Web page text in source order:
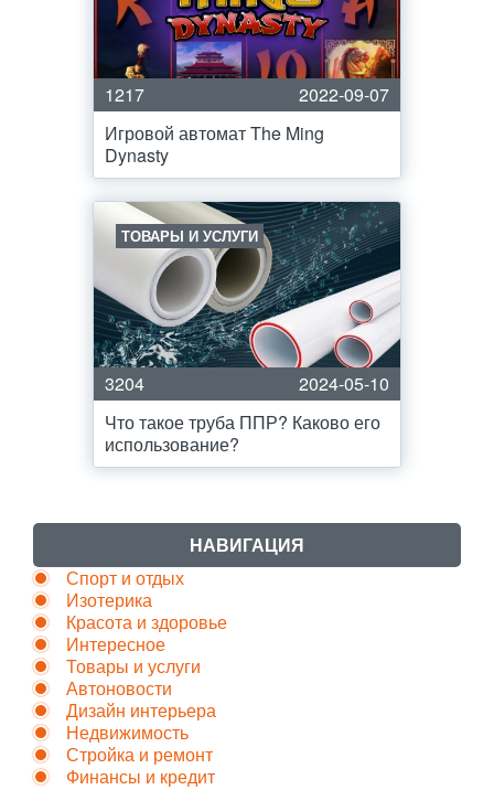
1217
2022-09-07
Игровой автомат The Ming
Dynasty
ТОВАРЫ И УСЛУГИ
3204
2024-05-10
Что такое труба ППР? Каково его
использование?
НАВИГАЦИЯ
Спорт и отдых
Изотерика
Красота и здоровье
Интересное
Товары и услуги
Автоновости
Дизайн интерьера
Недвижимость
Стройка и ремонт
Финансы и кредит